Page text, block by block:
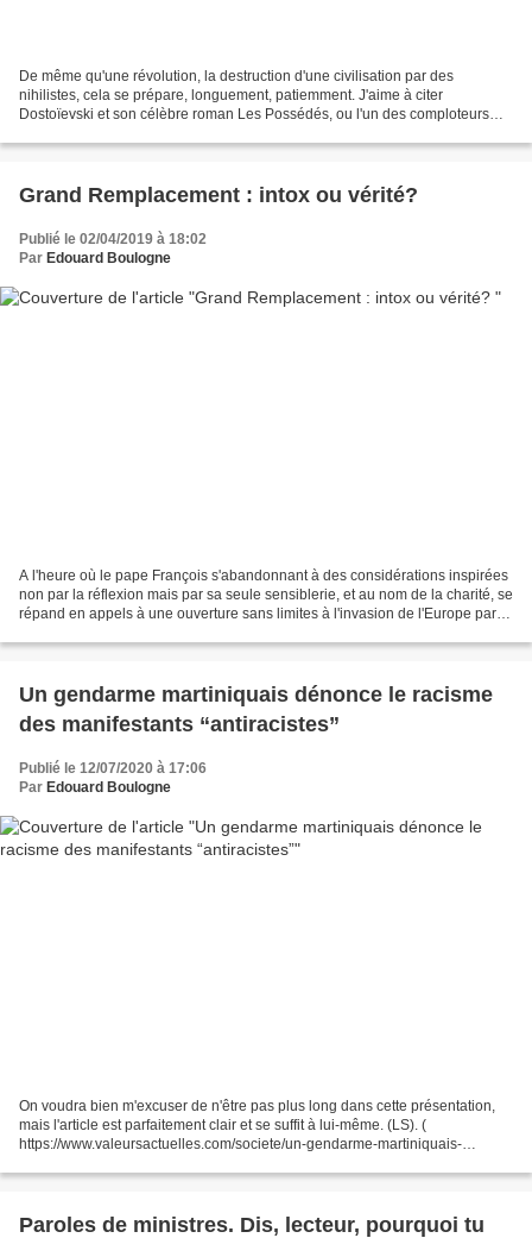
De même qu'une révolution, la destruction d'une civilisation par des
nihilistes, cela se prépare, longuement, patiemment. J'aime à citer
Dostoïevski et son célèbre roman Les Possédés, ou l'un des comploteurs
Grand Remplacement : intox ou vérité?
Publié le 02/04/2019 à 18:02
Par Edouard Boulogne
A l'heure où le pape François s'abandonnant à des considérations inspirées
non par la réflexion mais par sa seule sensiblerie, et au nom de la charité, se
répand en appels à une ouverture sans limites à l'invasion de l'Europe par
Un gendarme martiniquais dénonce le racisme
des manifestants “antiracistes”
Publié le 12/07/2020 à 17:06
Par Edouard Boulogne
On voudra bien m'excuser de n'être pas plus long dans cette présentation,
mais l'article est parfaitement clair et se suffit à lui-même. (LS). (
https://www.valeursactuelles.com/societe/un-gendarme-martiniquais-
comment...
Paroles de ministres. Dis, lecteur, pourquoi tu